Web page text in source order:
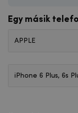
Egy másik
APPLE
iPhone 6 Plus, 6s